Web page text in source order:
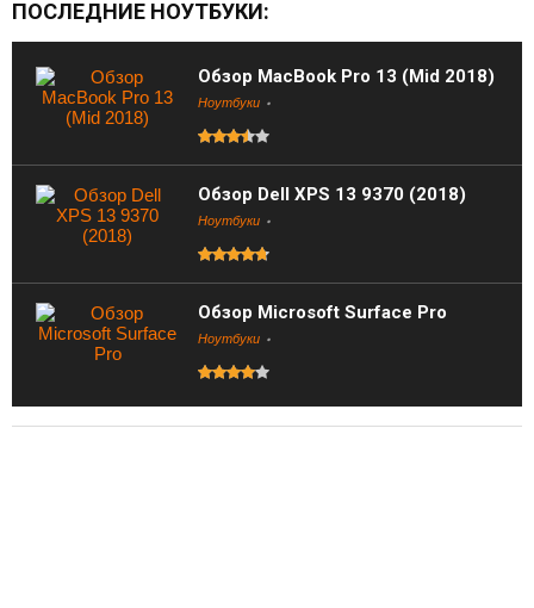
ПОСЛЕДНИЕ НОУТБУКИ:
Обзор MacBook Pro 13 (Mid 2018)
Ноутбуки
Обзор Dell XPS 13 9370 (2018)
Ноутбуки
Обзор Microsoft Surface Pro
Ноутбуки